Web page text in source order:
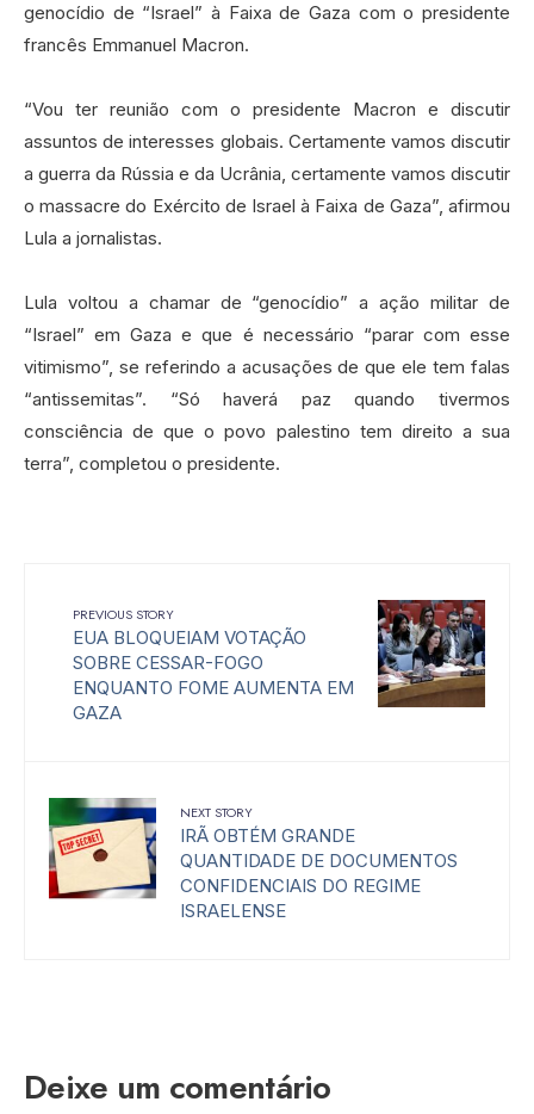
genocídio de “Israel” à Faixa de Gaza com o presidente
francês Emmanuel Macron.
“Vou ter reunião com o presidente Macron e discutir
assuntos de interesses globais. Certamente vamos discutir
a guerra da Rússia e da Ucrânia, certamente vamos discutir
o massacre do Exército de Israel à Faixa de Gaza”, afirmou
Lula a jornalistas.
Lula voltou a chamar de “genocídio” a ação militar de
“Israel” em Gaza e que é necessário “parar com esse
vitimismo”, se referindo a acusações de que ele tem falas
“antissemitas”. “Só haverá paz quando tivermos
consciência de que o povo palestino tem direito a sua
terra”, completou o presidente.
PREVIOUS STORY
EUA BLOQUEIAM VOTAÇÃO
SOBRE CESSAR-FOGO
ENQUANTO FOME AUMENTA EM
GAZA
NEXT STORY
IRÃ OBTÉM GRANDE
QUANTIDADE DE DOCUMENTOS
CONFIDENCIAIS DO REGIME
ISRAELENSE
Deixe um comentário